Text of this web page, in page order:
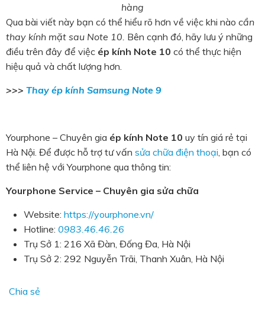
hàng
Qua bài viết này bạn có thể hiểu rõ hơn về việc khi nào cần
thay kính mặt sau Note 10. Bên cạnh đó, hãy lưu ý những
điều trên đây để việc ép kính Note 10 có thể thực hiện
hiệu quả và chất lượng hơn.
>>> Thay ép kính Samsung Note 9
Yourphone – Chuyên gia ép kính Note 10 uy tín giá rẻ tại
Hà Nội. Để được hỗ trợ tư vấn sửa chữa điện thoại , bạn có
thể liên hệ với Yourphone qua thông tin:
Yourphone Service – Chuyên gia sửa chữa
Website: https://yourphone.vn/
Hotline: 0983.46.46.26
Trụ Sở 1: 216 Xã Đàn, Đống Đa, Hà Nội
Trụ Sở 2: 292 Nguyễn Trãi, Thanh Xuân, Hà Nội
Chia sẻ